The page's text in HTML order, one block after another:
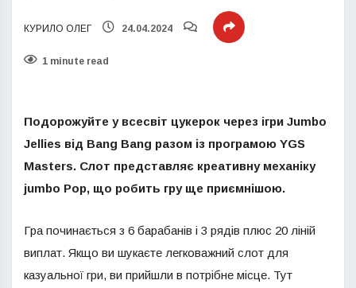
КУРИЛО ОЛЕГ 24.04.2024
1 minute read
Подорожуйте у всесвіт цукерок через ігри Jumbo
Jellies від Bang Bang разом із програмою YGS
Masters. Слот представляє креативну механіку
jumbo Pop, що робить гру ще приємнішою.
Гра починається з 6 барабанів і 3 рядів плюс 20 ліній
виплат. Якщо ви шукаєте легковажний слот для
казуальної гри, ви прийшли в потрібне місце. Тут